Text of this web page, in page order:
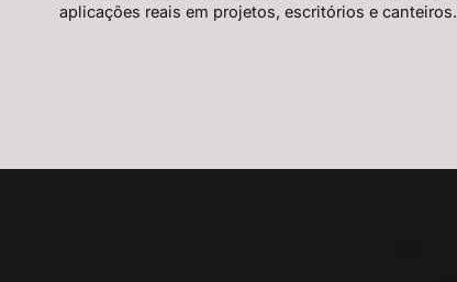
aplicações reais em projetos, escritórios e canteiros.